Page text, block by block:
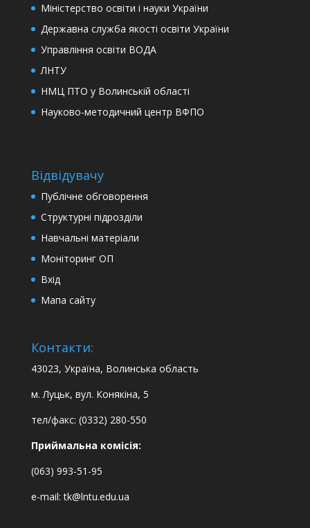
Міністерство освіти і науки України
Державна служба якості освіти України
Управління освіти ВОДА
ЛНТУ
НМЦ ПТО у Волинській області
Науково-методичний центр ВФПО
Відвідувачу
Публічне обговорення
Структурні підрозділи
Навчальні матеріали
Моніторинг ОП
Вхід
Мапа сайту
Контакти:
43023, Україна, Волинська область
м. Луцьк, вул. Конякіна, 5
тел/факс: (0332) 280-550
Приймальна комісія:
(063) 993-51-95
e-mail:tk@lntu.edu.ua